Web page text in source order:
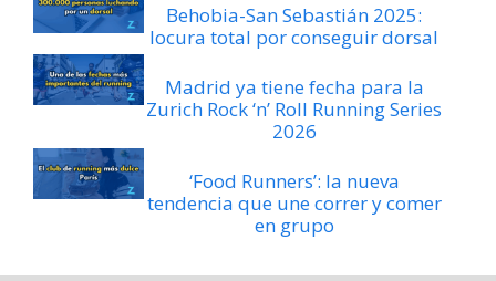
Behobia-San Sebastián 2025:
locura total por conseguir dorsal
Madrid ya tiene fecha para la
Zurich Rock ‘n’ Roll Running Series
2026
‘Food Runners’: la nueva
tendencia que une correr y comer
en grupo